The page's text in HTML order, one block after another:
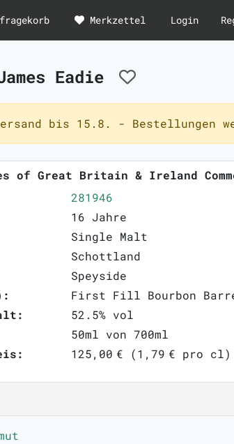
Merkzettel Login
Eadie
bis 15.8. - Bestellungen
Great Britain & Ireland
281946
16 Jahre
Single Malt
Schottland
Speyside
First Fill Bourbon
52.5% vol
50ml von 700ml
125,00 € (1,79 € pro cl)